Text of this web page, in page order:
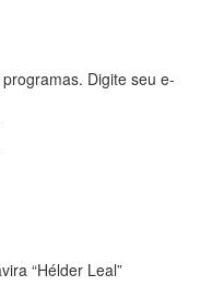
Digite seu e-
“Hélder Leal”